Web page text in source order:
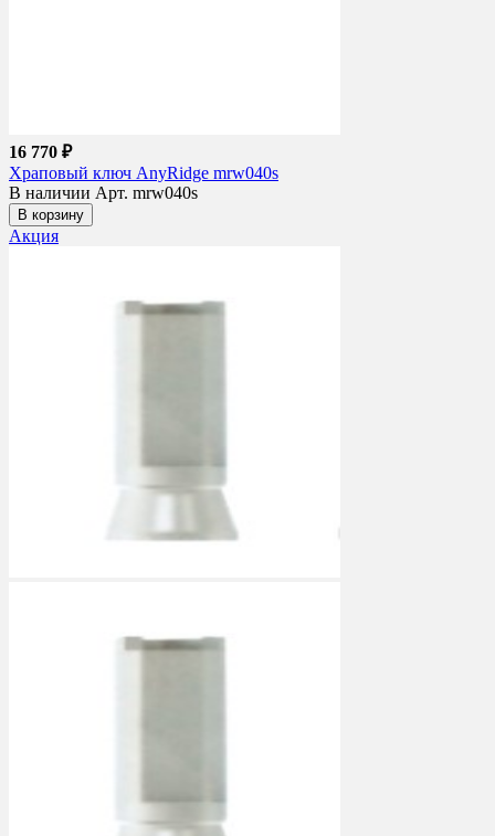
16 770 ₽
Храповый ключ AnyRidge mrw040s
В наличии Арт. mrw040s
В корзину
Акция